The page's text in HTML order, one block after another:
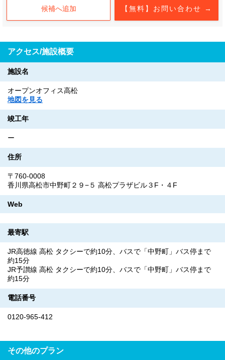
【無料】お問い合わせ →
候補へ追加
アクセス/施設概要
施設名
オープンオフィス高松
地図を見る
竣工年
ー
住所
〒760-0008
香川県高松市中野町２９−５ 高松プラザビル３F・４F
Web
最寄駅
JR高徳線 高松 タクシーで約10分、バスで「中野町」バス停まで
約15分
JR予讃線 高松 タクシーで約10分、バスで「中野町」バス停まで
約15分
電話番号
0120-965-412
その他のプラン